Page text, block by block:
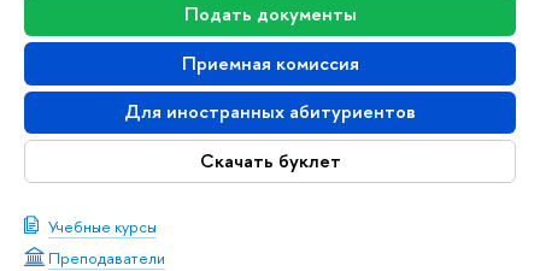
Подать документы
Приемная комиссия
Для иностранных абитуриентов
Скачать буклет
Учебные курсы
Преподаватели